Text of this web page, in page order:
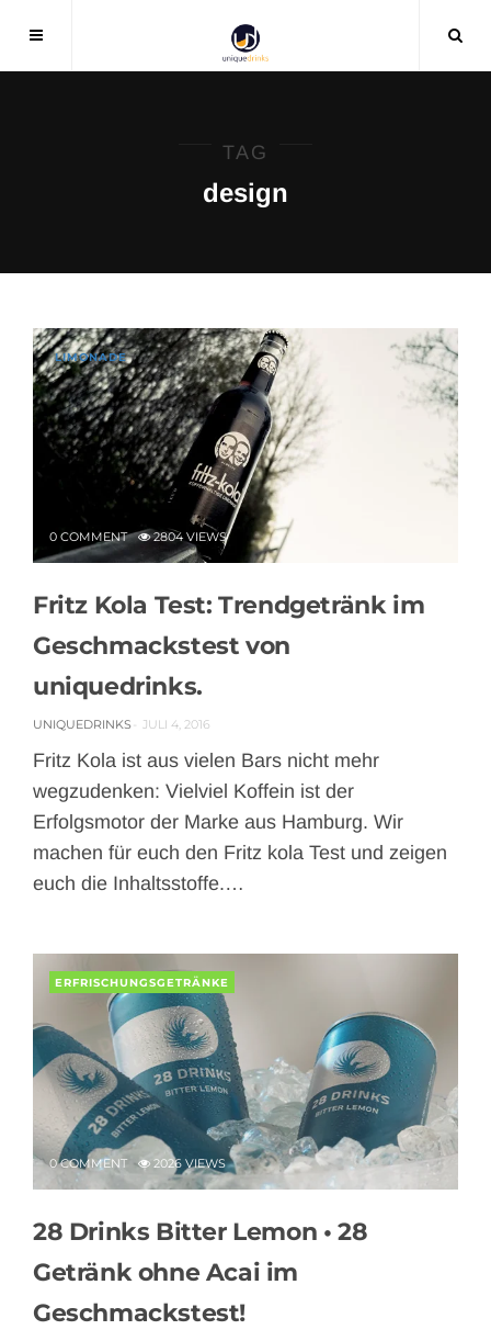
TAG
design
LIMONADE
0 COMMENT 2804 VIEWS
Fritz Kola Test: Trendgetränk im
Geschmackstest von
uniquedrinks.
UNIQUEDRINKS JULI 4, 2016
Fritz Kola ist aus vielen Bars nicht mehr
wegzudenken: Vielviel Koffein ist der
Erfolgsmotor der Marke aus Hamburg. Wir
machen für euch den Fritz kola Test und zeigen
euch die Inhaltsstoffe.…
ERFRISCHUNGSGETRÄNKE
0 COMMENT 2026 VIEWS
28 Drinks Bitter Lemon • 28
Getränk ohne Acai im
Geschmackstest!